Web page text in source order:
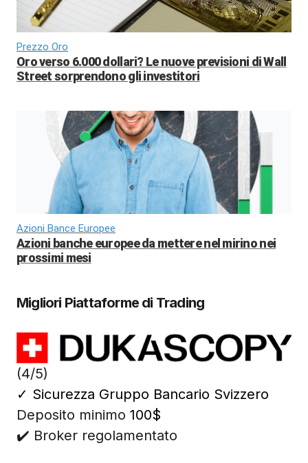
Prezzo Oro
Oro verso 6.000 dollari? Le nuove previsioni di Wall
Street sorprendono gli investitori
Azioni Bance Europee
Azioni banche europee da mettere nel mirino nei
prossimi mesi
Migliori Piattaforme di Trading
(4/5)
✓ Sicurezza Gruppo Bancario Svizzero
Deposito minimo 100$
✔️ Broker regolamentato